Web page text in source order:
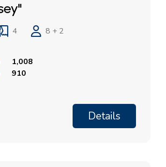
4
8 + 2
1,008
910
Details